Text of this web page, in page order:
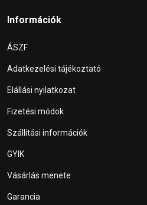
Információk
ÁSZF
Adatkezelési tájékoztató
Elállási nyilatkozat
Fizetési módok
Szállítási információk
GYIK
Vásárlás menete
Garancia